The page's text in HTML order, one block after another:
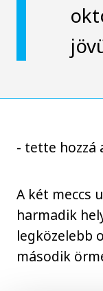
- tette hozzá
A két meccs
harmadik
legközelebb
második